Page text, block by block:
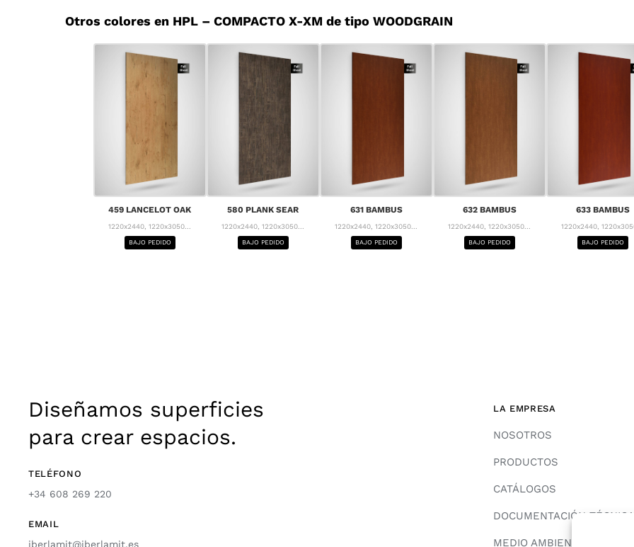
Otros colores en HPL – COMPACTO X-XM de tipo WOODGRAIN
459 LANCELOT OAK
1220x2440, 1220x3050...
BAJO PEDIDO
580 PLANK SEAR
1220x2440, 1220x3050...
BAJO PEDIDO
631 BAMBUS
1220x2440, 1220x3050...
BAJO PEDIDO
632 BAMBUS
1220x2440, 1220x3050...
BAJO PEDIDO
633 BAMBUS
1220x2440,
BAJO PEDIDO
Diseñamos superficies
para crear espacios.
TELÉFONO
+34 608 269 220
EMAIL
iberlamit@iberlamit.es
LA EMPRESA
NOSOTROS
PRODUCTOS
CATÁLOGOS
DOCUMENTACIÓN TÉCNICA
MEDIO AMBIENTE